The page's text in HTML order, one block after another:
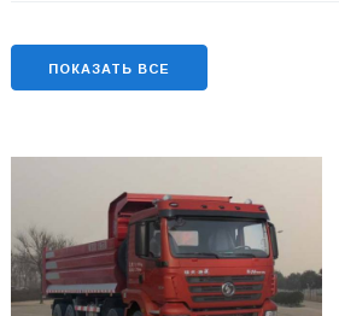
ПОКАЗАТЬ ВСЕ